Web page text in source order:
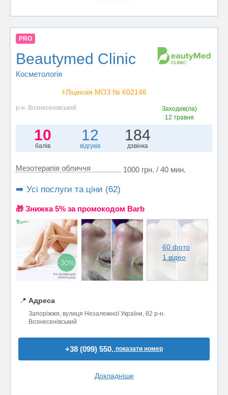
PRO
Beautymed Clinic
Косметологія
⚕️Ліцензія МОЗ № 602146
р-н. Вознесенівський
Заходив(ла)
12 травня
10
балів
12
відгуків
184
дзвінка
Мезотерапія обличчя 1000 грн. / 40 мин.
➡️ Усі послуги та ціни (62)
🎁 Знижка 5% за промокодом Barb
60 фото
1 відео
📍 Адреса
Запоріжжя, вулиця Незалежної України, 82 р-н.
Вознесенівський
+38 (099) 550..показати номер
Докладніше